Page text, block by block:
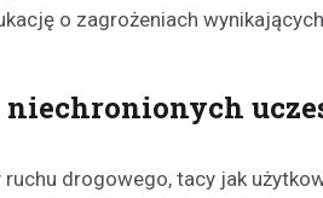
o zagrożeniach
drogowego, tacy jak